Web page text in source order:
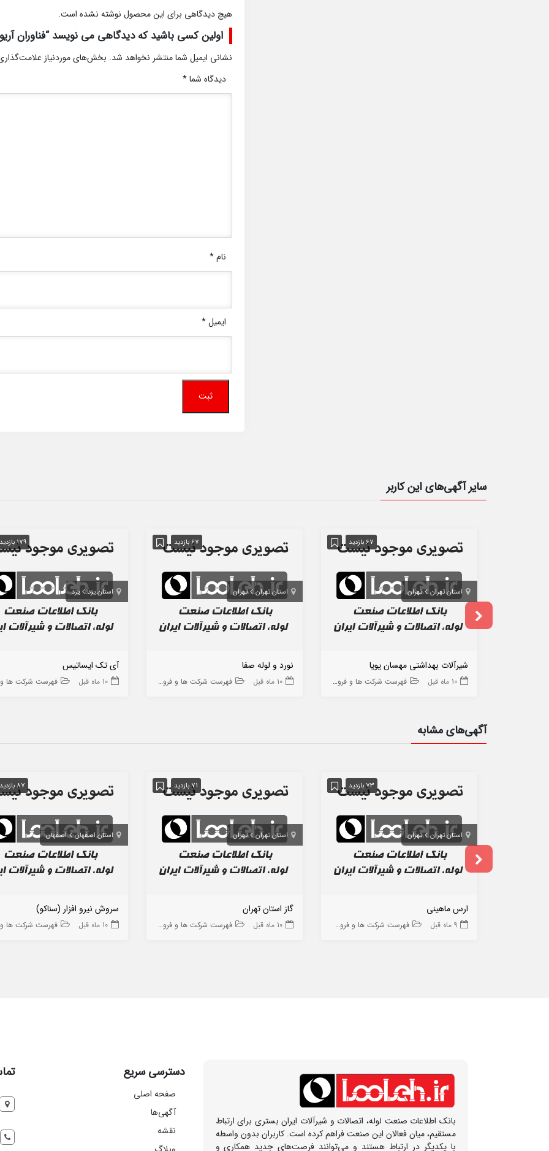
هیچ دیدگاهی برای این محصول نوشته نشده است.
اولین کسی باشید که دیدگاهی می نویسد “فناوران آریو
نشانی ایمیل شما منتشر نخواهد شد. بخش‌های موردنیاز
دیدگاه شما*
نام*
ایمیل*
سایر آگهی‌های این کاربر
67 بازدید
استان تهران تهران
شیرآلات بهداشتی مهسان پویا
10 ماه قبل فهرست شرکت ها و فروشگاه ها
67 بازدید
استان تهران تهران
نورد و لوله صفا
10 ماه قبل فهرست شرکت ها و فروشگاه ها
179 بازدید
استان یزد یزد
آی تک ایساتیس
10 ماه قبل فهرست شرکت ها و
آگهی‌های مشابه
73 بازدید
استان تهران تهران
ارس ماهینی
9 ماه قبل فهرست شرکت ها و فروشگاه ها
71 بازدید
استان تهران تهران
گاز استان تهران
10 ماه قبل فهرست شرکت ها و فروشگاه ها
87 بازدید
استان اصفهان اصفهان
سروش نیرو افزار (سناکو)
10 ماه قبل فهرست شرکت ها و
بانک اطلاعات صنعت لوله، اتصالات و شیرآلات ایران بستری برای ارتباط
مستقیم، میان فعالان این صنعت فراهم کرده است. کاربران بدون واسطه
با یکدیگر در ارتباط هستند و می‌توانند فرصت‌های جدید همکاری و
دسترسی سریع
صفحه اصلی
آگهی‌ها
نقشه